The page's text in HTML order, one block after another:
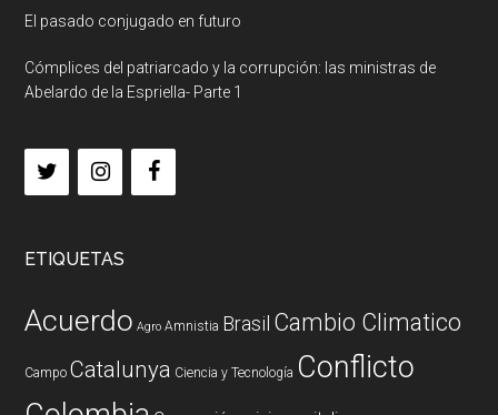
El pasado conjugado en futuro
Cómplices del patriarcado y la corrupción: las ministras de
Abelardo de la Espriella- Parte 1
ETIQUETAS
Acuerdo Agro Amnistia Brasil Cambio Climatico
Campo Catalunya Ciencia y Tecnología Conflicto